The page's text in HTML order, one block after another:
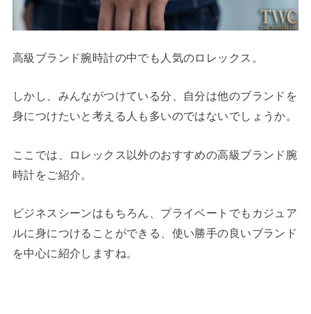
高級ブランド腕時計の中でも人気のロレックス。
しかし、みんながつけている分、自分は他のブランドを
身につけたいと考える人も多いのではないでしょうか。
ここでは、ロレックス以外のおすすめの高級ブランド腕
時計をご紹介。
ビジネスシーンはもちろん、プライベートでもカジュア
ルに身につけることができる、使い勝手の良いブランド
を中心に紹介しますね。